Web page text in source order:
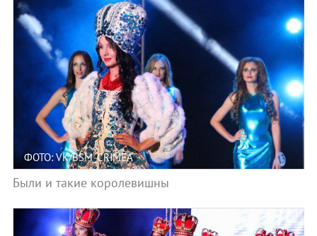
ФОТО: VK/BSM_CRIMEA
Были и такие королевишны